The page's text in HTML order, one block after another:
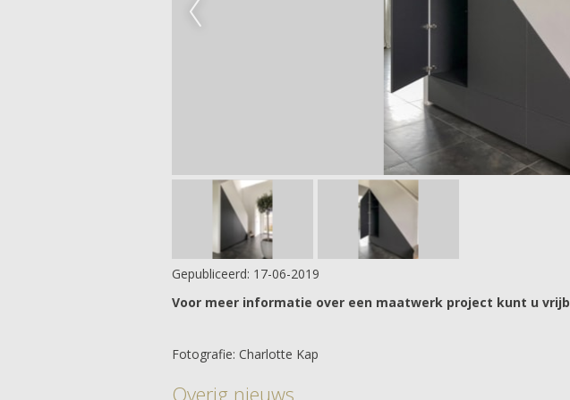
Gepubliceerd: 17-06-2019
Voor meer informatie over een maatwerk project kunt u
Fotografie: Charlotte Kap
Overig nieuws